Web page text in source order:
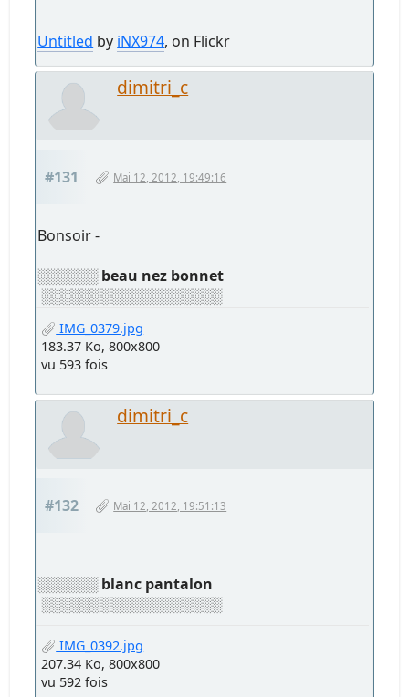
Untitled by iNX974, on Flickr
dimitri_c
#131 Mai 12, 2012, 19:49:16
Bonsoir -
░░░░░░beau nez bonnet
░░░░░░░░░░░░░░░░░░
IMG_0379.jpg
183.37 Ko, 800x800
vu 593 fois
dimitri_c
#132 Mai 12, 2012, 19:51:13
░░░░░░blanc pantalon
░░░░░░░░░░░░░░░░░░
IMG_0392.jpg
207.34 Ko, 800x800
vu 592 fois